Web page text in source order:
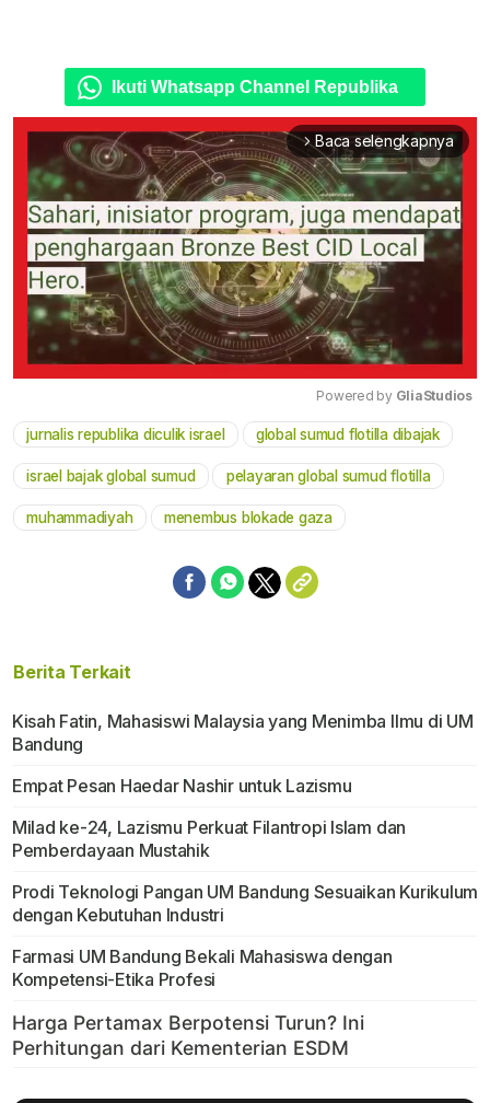
Ikuti Whatsapp Channel Republika
arrow_forward_ios Baca selengkapnya
Mute
Powered by GliaStudios
jurnalis republika diculik israel global sumud flotilla dibajak
israel bajak global sumud pelayaran global sumud flotilla
muhammadiyah menembus blokade gaza
Berita Terkait
Kisah Fatin, Mahasiswi Malaysia yang Menimba Ilmu di UM
Bandung
Empat Pesan Haedar Nashir untuk Lazismu
Milad ke-24, Lazismu Perkuat Filantropi Islam dan
Pemberdayaan Mustahik
Prodi Teknologi Pangan UM Bandung Sesuaikan Kurikulum
dengan Kebutuhan Industri
Farmasi UM Bandung Bekali Mahasiswa dengan
Kompetensi-Etika Profesi